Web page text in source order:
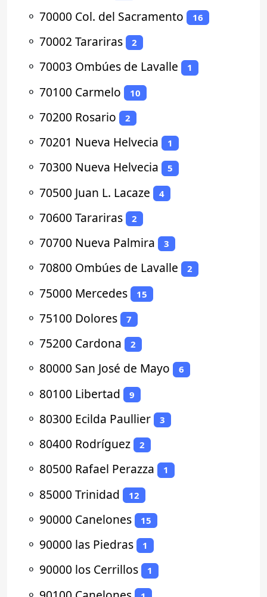
⚬ 70000 Col. del Sacramento 16
⚬ 70002 Tarariras 2
⚬ 70003 Ombúes de Lavalle 1
⚬ 70100 Carmelo 10
⚬ 70200 Rosario 2
⚬ 70201 Nueva Helvecia 1
⚬ 70300 Nueva Helvecia 5
⚬ 70500 Juan L. Lacaze 4
⚬ 70600 Tarariras 2
⚬ 70700 Nueva Palmira 3
⚬ 70800 Ombúes de Lavalle 2
⚬ 75000 Mercedes 15
⚬ 75100 Dolores 7
⚬ 75200 Cardona 2
⚬ 80000 San José de Mayo 6
⚬ 80100 Libertad 9
⚬ 80300 Ecilda Paullier 3
⚬ 80400 Rodríguez 2
⚬ 80500 Rafael Perazza 1
⚬ 85000 Trinidad 12
⚬ 90000 Canelones 15
⚬ 90000 las Piedras 1
⚬ 90000 los Cerrillos 1